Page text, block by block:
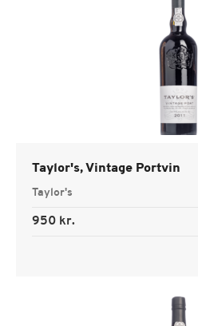
Taylor's, Vintage Portvin
Taylor's
950 kr.